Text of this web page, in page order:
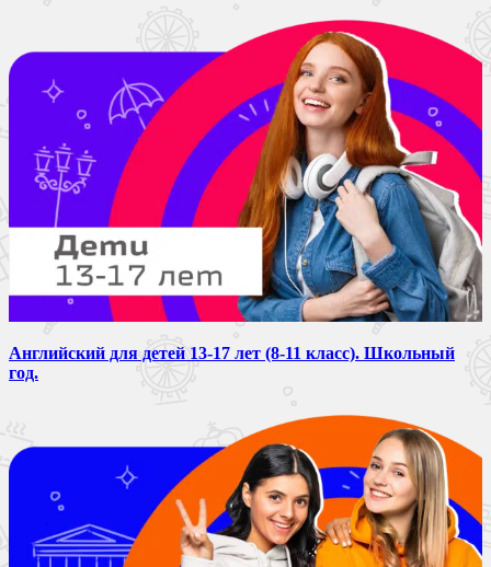
Английский для детей 13-17 лет (8-11 класс). Школьный
год.